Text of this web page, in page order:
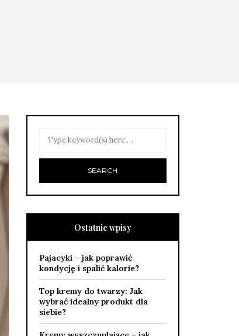
Ostatnie wpisy
Pajacyki – jak poprawić
kondycję i spalić kalorie?
Top kremy do twarzy: Jak
wybrać idealny produkt dla
siebie?